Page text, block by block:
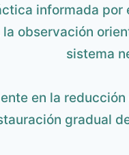
informada
observación
sistema
en la
gradual